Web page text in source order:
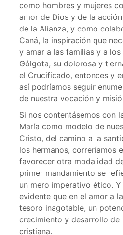
como hombres y mujeres
amor de Dios y de la
de la Alianza, y como
Caná, la inspiración que
y amar a las familias y a los
Gólgota, su dolorosa y
el Crucificado, entonces y
así podríamos seguir
de nuestra vocación y
Si nos contentásemos con
María como modelo de
Cristo, del camino a la
los hermanos, correríamos
favorecer otra modalidad
primer mandamiento se
un mero imperativo ético. Y
evidente que en el amor a
tesoro inagotable, un
crecimiento y desarrollo de
cristiana.